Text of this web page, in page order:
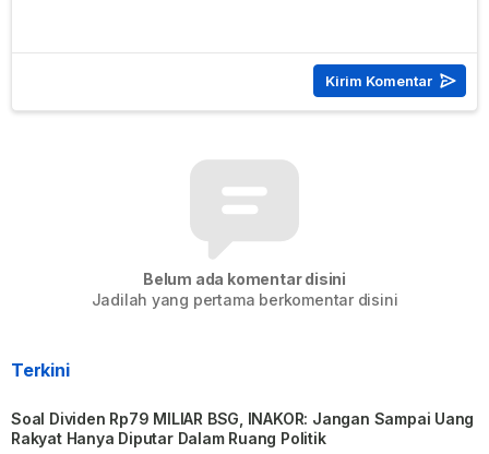
Belum ada komentar disini
Jadilah yang pertama berkomentar disini
Terkini
Soal Dividen Rp79 MILIAR BSG, INAKOR: Jangan Sampai Uang
Rakyat Hanya Diputar Dalam Ruang Politik